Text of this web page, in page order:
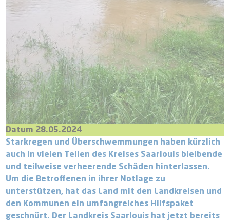
Datum 28.05.2024
Starkregen und Überschwemmungen haben kürzlich
auch in vielen Teilen des Kreises Saarlouis bleibende
und teilweise verheerende Schäden hinterlassen.
Um die Betroffenen in ihrer Notlage zu
unterstützen, hat das Land mit den Landkreisen und
den Kommunen ein umfangreiches Hilfspaket
geschnürt. Der Landkreis Saarlouis hat jetzt bereits